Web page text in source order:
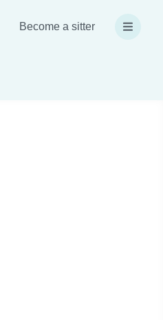
Become a sitter